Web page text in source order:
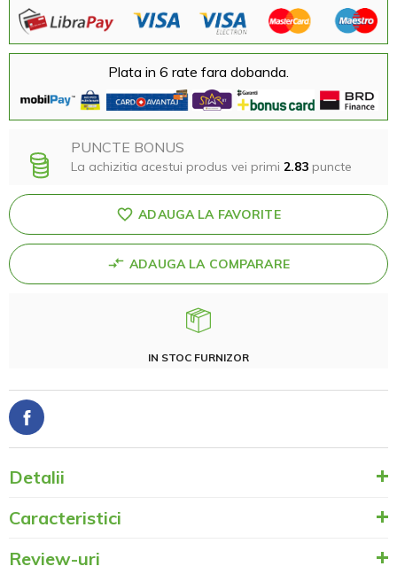
Plata in 6 rate fara dobanda.
PUNCTE BONUS
La achizitia acestui produs vei primi 2.83 puncte
ADAUGA LA FAVORITE
ADAUGA LA COMPARARE
IN STOC FURNIZOR
Detalii
Caracteristici
Review-uri